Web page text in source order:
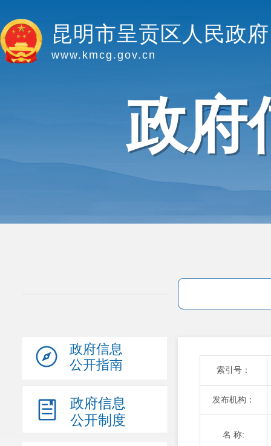
昆明市呈贡区人民政府
www.kmcg.gov.cn
政府
政府信息
公开指南
政府信息
公开制度
索引号：
发布机构：
名 称: